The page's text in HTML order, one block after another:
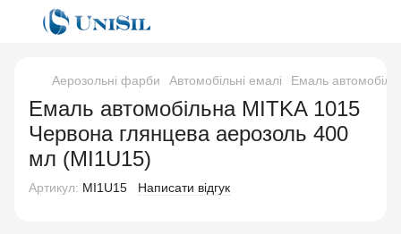
Аерозольні фарби Автомобільні емалі Емаль
Емаль автомобільна MITKA 1015
Червона глянцева аерозоль 400
мл (MI1U15)
Артикул: MI1U15 Написати відгук